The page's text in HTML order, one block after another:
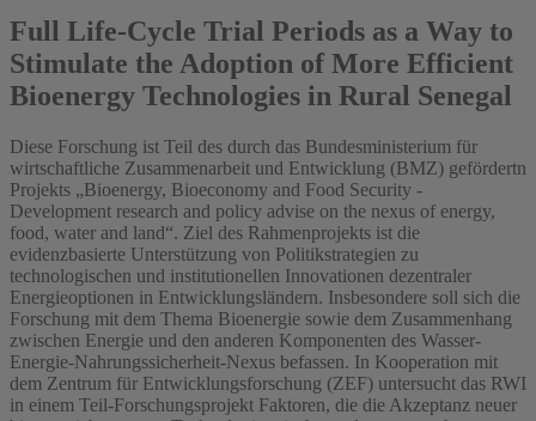
Full Life-Cycle Trial Periods as a Way to
Stimulate the Adoption of More Efficient
Bioenergy Technologies in Rural Senegal
Diese Forschung ist Teil des durch das Bundesministerium für
wirtschaftliche Zusammenarbeit und Entwicklung (BMZ) gefördertn
Projekts „Bioenergy, Bioeconomy and Food Security -
Development research and policy advise on the nexus of energy,
food, water and land“. Ziel des Rahmenprojekts ist die
evidenzbasierte Unterstützung von Politikstrategien zu
technologischen und institutionellen Innovationen dezentraler
Energieoptionen in Entwicklungsländern. Insbesondere soll sich die
Forschung mit dem Thema Bioenergie sowie dem Zusammenhang
zwischen Energie und den anderen Komponenten des Wasser-
Energie-Nahrungssicherheit-Nexus befassen. In Kooperation mit
dem Zentrum für Entwicklungsforschung (ZEF) untersucht das RWI
in einem Teil-Forschungsprojekt Faktoren, die die Akzeptanz neuer